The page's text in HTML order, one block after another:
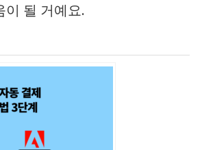
이 될 거예요.